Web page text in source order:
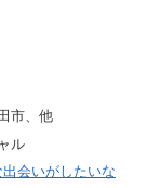
市、他
ル
会いがしたいな